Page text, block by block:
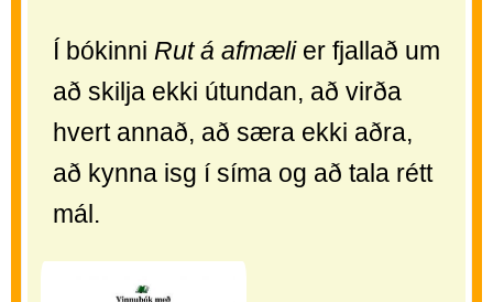
Í bókinni Rut á afmælier fjallað um
að skilja ekki útundan, að virða
hvert annað, að særa ekki aðra,
að kynna isg í síma og að tala rétt
mál.